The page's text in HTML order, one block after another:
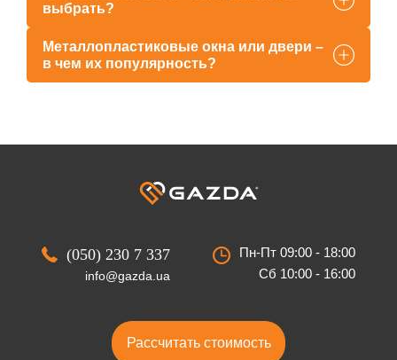
выбрать?
Металлопластиковые окна или двери –
в чем их популярность?
(050) 230 7 337
info@gazda.ua
Пн-Пт 09:00 - 18:00
Сб 10:00 - 16:00
Рассчитать стоимость